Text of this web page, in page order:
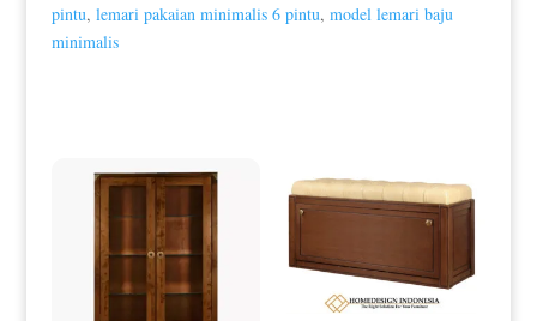
pintu, lemari pakaian minimalis 6 pintu, model lemari baju
minimalis